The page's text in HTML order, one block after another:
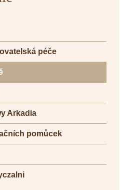
péče
Arkadia
pomůcek